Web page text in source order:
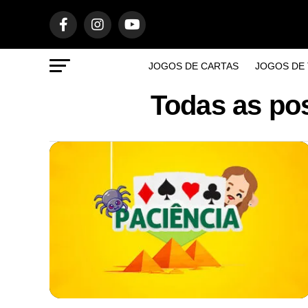
JOGOS DE CARTAS JOGOS DE
Todas as